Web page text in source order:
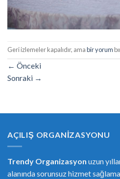
Geri izlemeler kapalıdır, amabir yorum
← Önceki
Sonraki →
AÇILIŞ ORGANIZASYONU
Trendy Organizasyon uzun
alanında sorunsuz hizmet